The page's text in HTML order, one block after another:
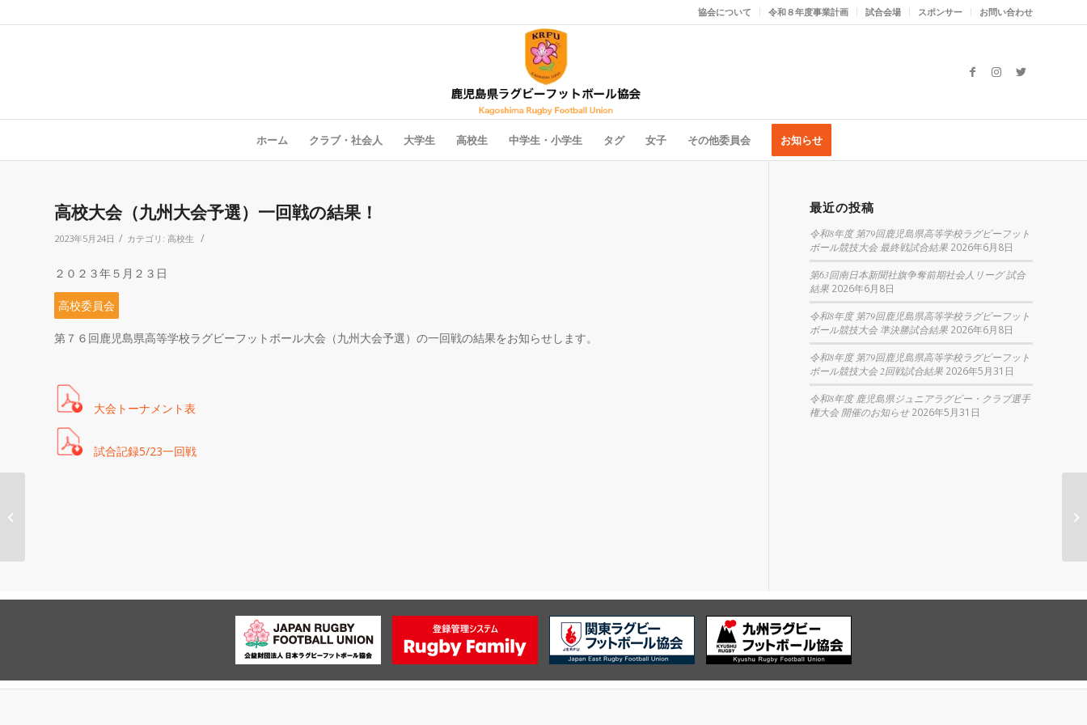
協会について 令和８年度事業計画 試合会場 スポンサー お問い合わせ
ホーム クラブ・社会人 大学生 高校生 中学生・小学生 タグ 女子 その他委員会 お知らせ
高校大会（九州大会予選）一回戦の結果！
2023年5月24日 / カテゴリ: 高校生 /
２０２３年５月２３日
高校委員会
第７６回鹿児島県高等学校ラグビーフットボール大会（九州大会予選）の一回戦の結果をお知らせします。
大会トーナメント表
試合記録5/23一回戦
最近の投稿
令和8年度 第79回鹿児島県高等学校ラグビーフット
ボール競技大会 最終戦試合結果 2026年6月8日
第63回南日本新聞社旗争奪前期社会人リーグ 試合
結果 2026年6月8日
令和8年度 第79回鹿児島県高等学校ラグビーフット
ボール競技大会 準決勝試合結果 2026年6月8日
令和8年度 第79回鹿児島県高等学校ラグビーフット
ボール競技大会 2回戦試合結果 2026年5月31日
令和8年度 鹿児島県ジュニアラグビー・クラブ選手
権大会 開催のお知らせ 2026年5月31日